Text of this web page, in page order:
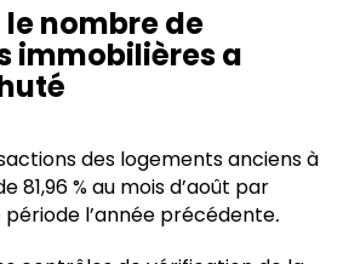
le nombre de
immobilières a
des logements anciens à
81,96 % au mois d’août par
l’année précédente.